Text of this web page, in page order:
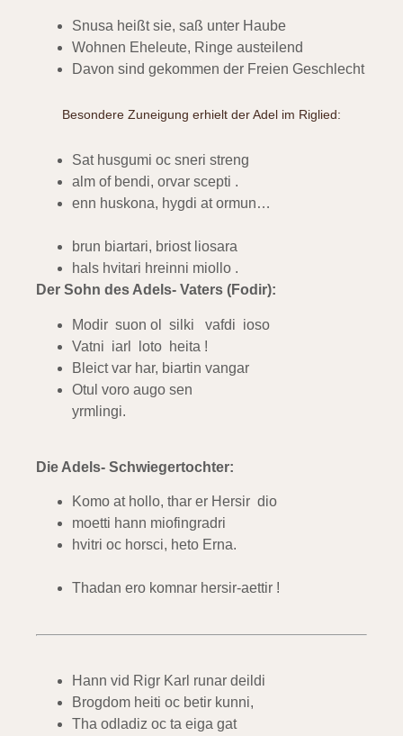
Snusa heißt sie, saß unter Haube
Wohnen Eheleute, Ringe austeilend
Davon sind gekommen der Freien Geschlecht
Besondere Zuneigung erhielt der Adel im Riglied:
Sat husgumi oc sneri streng
alm of bendi, orvar scepti .
enn huskona, hygdi at ormun…
brun biartari, briost liosara
hals hvitari hreinni miollo .
Der Sohn des Adels- Vaters (Fodir):
Modir suon ol silki vafdi ioso
Vatni iarl loto heita !
Bleict var har, biartin vangar
Otul voro augo sen
yrmlingi.
Die Adels- Schwiegertochter:
Komo at hollo, thar er Hersir dio
moetti hann miofingradri
hvitri oc horsci, heto Erna.
Thadan ero komnar hersir-aettir !
Hann vid Rigr Karl runar deildi
Brogdom heiti oc betir kunni,
Tha odladiz oc ta eiga gat